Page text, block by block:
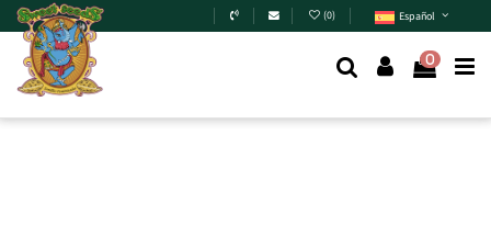
Skip to main content (0) Español
0